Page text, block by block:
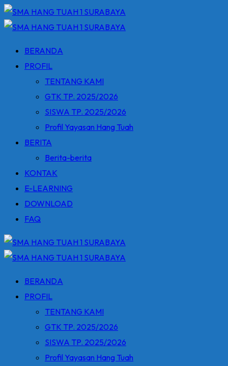
Skip
to
BERANDA
PROFIL
TENTANG KAMI
GTK TP. 2025/2026
SISWA TP. 2025/2026
Profil Yayasan Hang Tuah
BERITA
Berita-berita
KONTAK
E-LEARNING
DOWNLOAD
FAQ
BERANDA
PROFIL
TENTANG KAMI
GTK TP. 2025/2026
SISWA TP. 2025/2026
Profil Yayasan Hang Tuah